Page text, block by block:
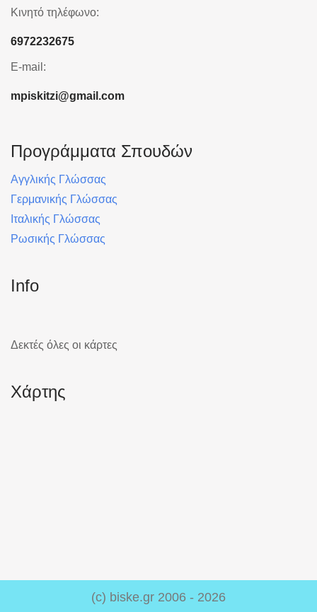
Κινητό τηλέφωνο:
6972232675
E-mail:
mpiskitzi@gmail.com
Προγράμματα Σπουδών
Αγγλικής Γλώσσας
Γερμανικής Γλώσσας
Ιταλικής Γλώσσας
Ρωσικής Γλώσσας
Info
Δεκτές όλες οι κάρτες
Χάρτης
(c) biske.gr 2006 - 2026